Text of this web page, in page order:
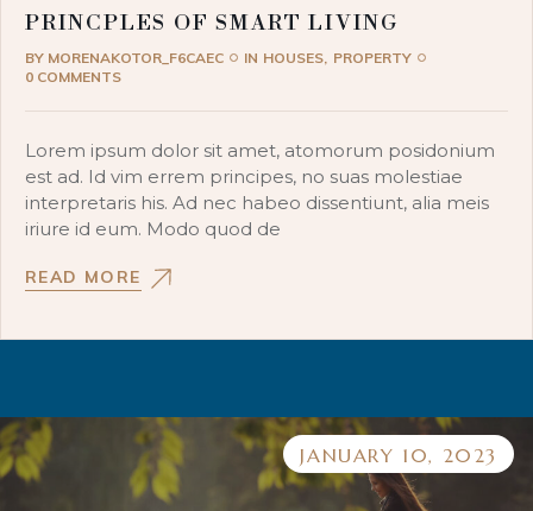
PRINCPLES OF SMART LIVING
BY MORENAKOTOR_F6CAEC IN HOUSES PROPERTY
0 COMMENTS
Lorem ipsum dolor sit amet, atomorum posidonium
est ad. Id vim errem principes, no suas molestiae
interpretaris his. Ad nec habeo dissentiunt, alia meis
iriure id eum. Modo quod de
READ MORE
JANUARY 10, 2023